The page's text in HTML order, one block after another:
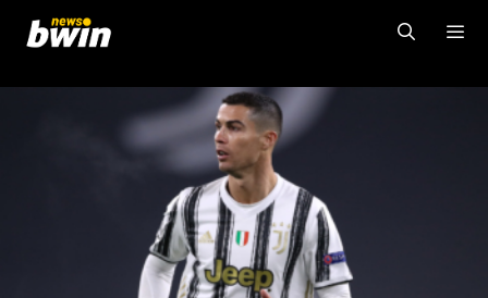
contenuto